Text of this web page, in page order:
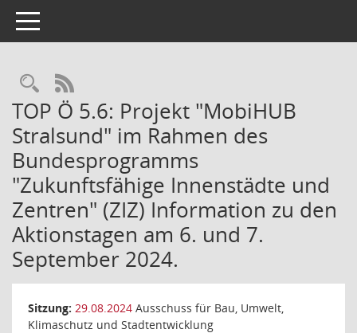
Toggle navigation
Rechercheauswahl
RSS-Feed
TOP Ö 5.6: Projekt "MobiHUB
Stralsund" im Rahmen des
Bundesprogramms
"Zukunftsfähige Innenstädte und
Zentren" (ZIZ) Information zu den
Aktionstagen am 6. und 7.
September 2024.
Sitzung: 29.08.2024 Ausschuss für Bau, Umwelt,
Klimaschutz und Stadtentwicklung